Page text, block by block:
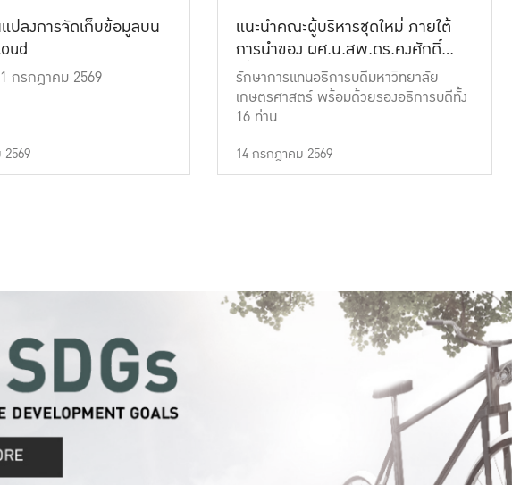
ปลงการจัดเก็บข้อมูลบน
กรกฎาคม 2569
แนะนำคณะผู้บริหารชุดใหม่ ภายใต้
การนำของ ผศ.น.สพ.ดร.คงศักดิ์
เที่ยงธรรม
รักษาการแทนอธิการบดีมหาวิทยาลัย
เกษตรศาสตร์ พร้อมด้วยรองอธิการบดีทั้ง
16 ท่าน
14 กรกฎาคม 2569